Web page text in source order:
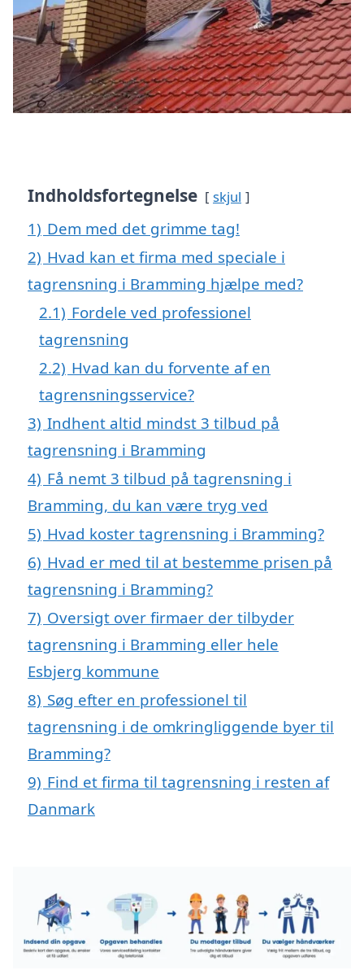
Indholdsfortegnelse skjul
1) Dem med det grimme tag!
2) Hvad kan et firma med speciale i
tagrensning i Bramming hjælpe med?
2.1) Fordele ved professionel
tagrensning
2.2) Hvad kan du forvente af en
tagrensningsservice?
3) Indhent altid mindst 3 tilbud på
tagrensning i Bramming
4) Få nemt 3 tilbud på tagrensning i
Bramming, du kan være tryg ved
5) Hvad koster tagrensning i Bramming?
6) Hvad er med til at bestemme prisen på
tagrensning i Bramming?
7) Oversigt over firmaer der tilbyder
tagrensning i Bramming eller hele
Esbjerg kommune
8) Søg efter en professionel til
tagrensning i de omkringliggende byer til
Bramming?
9) Find et firma til tagrensning i resten af
Danmark